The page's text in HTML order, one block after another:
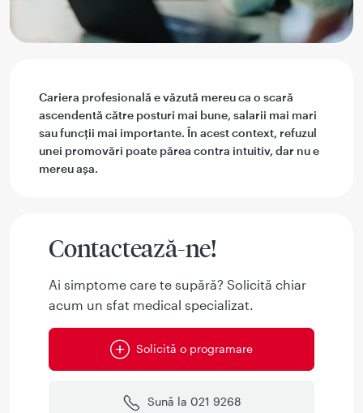
Cariera profesională e văzută mereu ca o scară
ascendentă către posturi mai bune, salarii mai mari
sau funcții mai importante. În acest context, refuzul
unei promovări poate părea contra intuitiv, dar nu e
mereu așa.
Contactează-ne!
Ai simptome care te supără? Solicită chiar
acum un sfat medical specializat.
Solicită o programare
Sună la 021 9268